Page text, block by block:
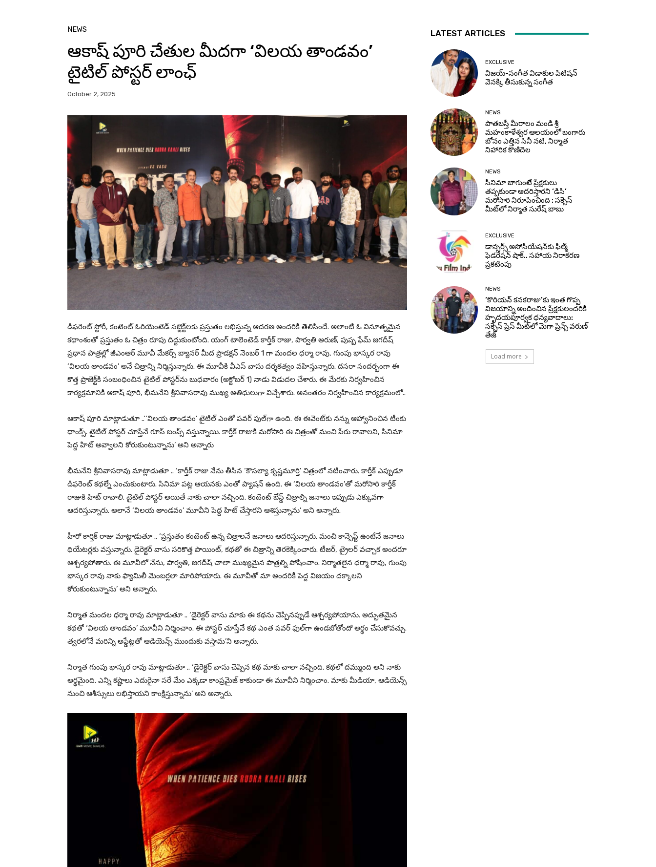
NEWS
ఆకాష్ పూరి చేతుల మీదగా ‘విలయ తాండవం’
టైటిల్ పోస్టర్ లాంఛ్
October 2, 2025
డిఫరెంట్ స్టోరీ, కంటెంట్ ఓరియెంటెడ్ సబ్జెక్ట్‌లకు ప్రస్తుతం లభిస్తున్న ఆదరణ అందరికీ తెలిసిందే. అలాంటి ఓ వినూత్నమైన
కథాంశంతో ప్రస్తుతం ఓ చిత్రం రూపు దిద్దుకుంటోంది. యంగ్ టాలెంటెడ్ కార్తీక్ రాజు, పార్వతి అరుణ్, పుష్ప ఫేమ్ జగదీష్
ప్రధాన పాత్రల్లో జీఎంఆర్ మూవీ మేకర్స్ బ్యానర్ మీద ప్రొడక్షన్ నెంబర్ 1 గా మందల ధర్మా రావు, గుంపు భాస్కర రావు
‘విలయ తాండవం’ అనే చిత్రాన్ని నిర్మిస్తున్నారు. ఈ మూవీకి వీఎస్ వాసు దర్శకత్వం వహిస్తున్నారు. దసరా సందర్భంగా ఈ
కొత్త ప్రాజెక్ట్‌కి సంబంధించిన టైటిల్ పోస్టర్‌ను బుధవారం (అక్టోబర్ 1) నాడు విడుదల చేశారు. ఈ మేరకు నిర్వహించిన
కార్యక్రమానికి ఆకాష్ పూరి, భీమనేని శ్రీనివాసరావు ముఖ్య అతిథులుగా విచ్చేశారు. అనంతరం నిర్వహించిన కార్యక్రమంలో..
ఆకాష్ పూరి మాట్లాడుతూ ..‘‘విలయ తాండవం’ టైటిల్ ఎంతో పవర్ ఫుల్‌గా ఉంది. ఈ ఈవెంట్‌కు నన్ను ఆహ్వానించిన టీంకు
థాంక్స్. టైటిల్ పోస్టర్‌ చూస్తేనే గూస్ బంప్స్ వస్తున్నాయి. కార్తీక్ రాజుకి మరోసారి ఈ చిత్రంతో మంచి పేరు రావాలని, సినిమా
పెద్ద హిట్ అవ్వాలని కోరుకుంటున్నాను’ అని అన్నారు
భీమనేని శ్రీనివాసరావు మాట్లాడుతూ .. ‘కార్తీక్ రాజు నేను తీసిన ‘కౌసల్యా కృష్ణమూర్తి’ చిత్రంలో నటించారు. కార్తీక్ ఎప్పుడూ
డిఫరెంట్ కథల్నే ఎంచుకుంటారు. సినిమా పట్ల ఆయనకు ఎంతో ప్యాషన్ ఉంది. ఈ ‘విలయ తాండవం’తో మరోసారి కార్తీక్
రాజుకి హిట్ రావాలి. టైటిల్ పోస్టర్ అయితే నాకు చాలా నచ్చింది. కంటెంట్ బేస్డ్ చిత్రాల్ని జనాలు ఇప్పుడు ఎక్కువగా
ఆదరిస్తున్నారు. అలానే ‘విలయ తాండవం’ మూవీని పెద్ద హిట్ చేస్తారని ఆశిస్తున్నాను’ అని అన్నారు.
హీరో కార్తిక్ రాజు మాట్లాడుతూ .. ‘ప్రస్తుతం కంటెంట్ ఉన్న చిత్రాలనే జనాలు ఆదరిస్తున్నారు. మంచి కాన్సెప్ట్ ఉంటేనే జనాలు
థియేటర్లకు వస్తున్నారు. డైరెక్టర్ వాసు సరికొత్త పాయింట్, కథతో ఈ చిత్రాన్ని తెరకెక్కించారు. టీజర్, ట్రైలర్ వచ్చాక అందరూ
ఆశ్చర్యపోతారు. ఈ మూవీలో నేను, పార్వతి, జగదీష్ చాలా ముఖ్యమైన పాత్రల్ని పోషించాం. నిర్మాతలైన ధర్మా రావు, గుంపు
భాస్కర రావు నాకు ఫ్యామిలీ మెంబర్లలా మారిపోయారు. ఈ మూవీతో మా అందరికీ పెద్ద విజయం దక్కాలని
కోరుకుంటున్నాను’ అని అన్నారు.
నిర్మాత మందల ధర్మా రావు మాట్లాడుతూ .. ‘డైరెక్టర్ వాసు మాకు ఈ కథను చెప్పినప్పుడే ఆశ్చర్యపోయాను. అద్భుతమైన
కథతో ‘విలయ తాండవం’ మూవీని నిర్మించాం. ఈ పోస్టర్ చూస్తేనే కథ ఎంత పవర్ ఫుల్‌గా ఉండబోతోందో అర్థం చేసుకోవచ్చు.
త్వరలోనే మరిన్ని అప్డేట్లతో ఆడియెన్స్ ముందుకు వస్తామ’ని అన్నారు.
నిర్మాత గుంపు భాస్కర రావు మాట్లాడుతూ .. ‘డైరెక్టర్ వాసు చెప్పిన కథ మాకు చాలా నచ్చింది. కథలో దమ్ముంది అని నాకు
అర్థమైంది. ఎన్ని కష్టాలు ఎదురైనా సరే మేం ఎక్కడా కాంప్రమైజ్ కాకుండా ఈ మూవీని నిర్మించాం. మాకు మీడియా, ఆడియెన్స్
నుంచి ఆశీస్సులు లభిస్తాయని కాంక్షిస్తున్నాను’ అని అన్నారు.
LATEST ARTICLES
EXCLUSIVE
విజయ్-సంగీత విడాకుల పిటిషన్
వెనక్కి తీసుకున్న సంగీత
NEWS
పాతబస్తీ మీరాలం మండి శ్రీ
మహంకాళేశ్వర ఆలయంలో బంగారు
బోనం ఎత్తిన సినీ నటి, నిర్మాత
నిహారిక కొణిదెల
NEWS
సినిమా బాగుంటే ప్రేక్షకులు
తప్పకుండా ఆదరిస్తారని ‘డిసి’
మరోసారి నిరూపించింది : సక్సెస్
మీట్‌లో నిర్మాత సురేష్ బాబు
EXCLUSIVE
డాన్సర్స్ అసోసియేషన్‌కు ఫిల్మ్
ఫెడరేషన్ షాక్.. సహాయ నిరాకరణ
ప్రకటింపు
NEWS
‘కొరియన్ కనకరాజు’కు ఇంత గొప్ప
విజయాన్ని అందించిన ప్రేక్షకులందరికీ
హృదయపూర్వక ధన్యవాదాలు:
సక్సెస్ ప్రెస్ మీట్‌లో మెగా ప్రిన్స్ వరుణ్
తేజ్
Load more